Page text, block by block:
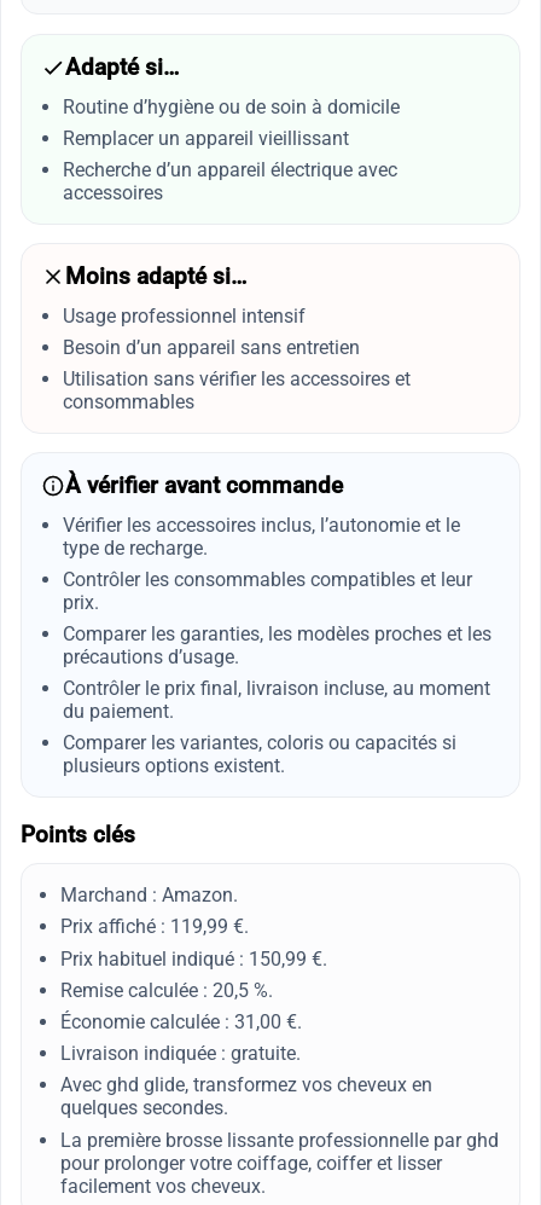
Adapté si…
Routine d’hygiène ou de soin à domicile
Remplacer un appareil vieillissant
Recherche d’un appareil électrique avec
accessoires
Moins adapté si…
Usage professionnel intensif
Besoin d’un appareil sans entretien
Utilisation sans vérifier les accessoires et
consommables
À vérifier avant commande
Vérifier les accessoires inclus, l’autonomie et le
type de recharge.
Contrôler les consommables compatibles et leur
prix.
Comparer les garanties, les modèles proches et les
précautions d’usage.
Contrôler le prix final, livraison incluse, au moment
du paiement.
Comparer les variantes, coloris ou capacités si
plusieurs options existent.
Points clés
Marchand : Amazon.
Prix affiché : 119,99 €.
Prix habituel indiqué : 150,99 €.
Remise calculée : 20,5 %.
Économie calculée : 31,00 €.
Livraison indiquée : gratuite.
Avec ghd glide, transformez vos cheveux en
quelques secondes.
La première brosse lissante professionnelle par ghd
pour prolonger votre coiffage, coiffer et lisser
facilement vos cheveux.